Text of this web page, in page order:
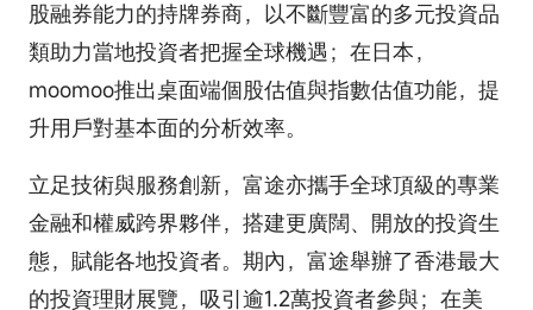
股融券能力的持牌券商，以不斷豐富的多元投資品
類助力當地投資者把握全球機遇；在日本，
moomoo推出桌面端個股估值與指數估值功能，提
升用戶對基本面的分析效率。
立足技術與服務創新，富途亦攜手全球頂級的專業
金融和權威跨界夥伴，搭建更廣闊、開放的投資生
態，賦能各地投資者。期內，富途舉辦了香港最大
的投資理財展覽，吸引逾1.2萬投資者參與；在美